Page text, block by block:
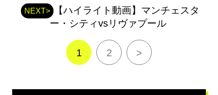
連 NEXT>
【ハイライト動画】マンチェスタ
ー・シティvsリヴァプール
1 2 >